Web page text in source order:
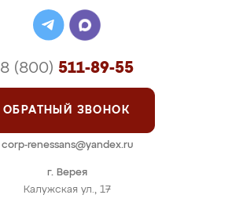
г. Верея
Калужская ул., 17
8 (800) 511-89-55
ОБРАТНЫЙ ЗВОНОК
corp-renessans@yandex.ru